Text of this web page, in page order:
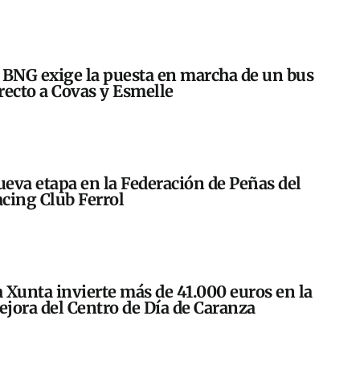
exige la puesta en marcha de un bus
a Covas y Esmelle
etapa en la Federación de Peñas del
Club Ferrol
Xunta invierte más de 41.000 euros en la
del Centro de Día de Caranza